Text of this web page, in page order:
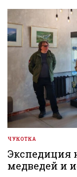
ОПУБЛИКОВАНО
В
ЧУКОТКА
Экспедиция
медведей и